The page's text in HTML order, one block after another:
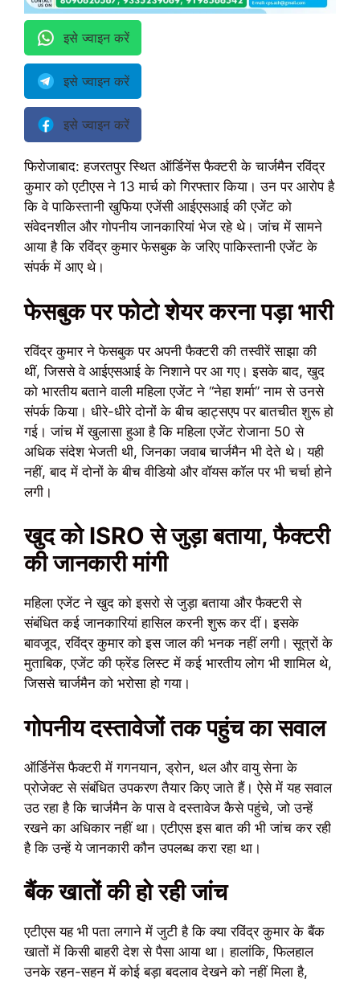
इसे ज्वाइन करें
इसे ज्वाइन करें
इसे ज्वाइन करें
फिरोजाबाद: हजरतपुर स्थित ऑर्डिनेंस फैक्टरी के चार्जमैन रविंद्र
कुमार को एटीएस ने 13 मार्च को गिरफ्तार किया। उन पर आरोप है
कि वे पाकिस्तानी खुफिया एजेंसी आईएसआई की एजेंट को
संवेदनशील और गोपनीय जानकारियां भेज रहे थे। जांच में सामने
आया है कि रविंद्र कुमार फेसबुक के जरिए पाकिस्तानी एजेंट के
संपर्क में आए थे।
फेसबुक पर फोटो शेयर करना पड़ा भारी
रविंद्र कुमार ने फेसबुक पर अपनी फैक्टरी की तस्वीरें साझा की
थीं, जिससे वे आईएसआई के निशाने पर आ गए। इसके बाद, खुद
को भारतीय बताने वाली महिला एजेंट ने “नेहा शर्मा” नाम से उनसे
संपर्क किया। धीरे-धीरे दोनों के बीच व्हाट्सएप पर बातचीत शुरू हो
गई। जांच में खुलासा हुआ है कि महिला एजेंट रोजाना 50 से
अधिक संदेश भेजती थी, जिनका जवाब चार्जमैन भी देते थे। यही
नहीं, बाद में दोनों के बीच वीडियो और वॉयस कॉल पर भी चर्चा होने
लगी।
खुद को ISRO से जुड़ा बताया, फैक्टरी
की जानकारी मांगी
महिला एजेंट ने खुद को इसरो से जुड़ा बताया और फैक्टरी से
संबंधित कई जानकारियां हासिल करनी शुरू कर दीं। इसके
बावजूद, रविंद्र कुमार को इस जाल की भनक नहीं लगी। सूत्रों के
मुताबिक, एजेंट की फ्रेंड लिस्ट में कई भारतीय लोग भी शामिल थे,
जिससे चार्जमैन को भरोसा हो गया।
गोपनीय दस्तावेजों तक पहुंच का सवाल
ऑर्डिनेंस फैक्टरी में गगनयान, ड्रोन, थल और वायु सेना के
प्रोजेक्ट से संबंधित उपकरण तैयार किए जाते हैं। ऐसे में यह सवाल
उठ रहा है कि चार्जमैन के पास वे दस्तावेज कैसे पहुंचे, जो उन्हें
रखने का अधिकार नहीं था। एटीएस इस बात की भी जांच कर रही
है कि उन्हें ये जानकारी कौन उपलब्ध करा रहा था।
बैंक खातों की हो रही जांच
एटीएस यह भी पता लगाने में जुटी है कि क्या रविंद्र कुमार के बैंक
खातों में किसी बाहरी देश से पैसा आया था। हालांकि, फिलहाल
उनके रहन-सहन में कोई बड़ा बदलाव देखने को नहीं मिला है,